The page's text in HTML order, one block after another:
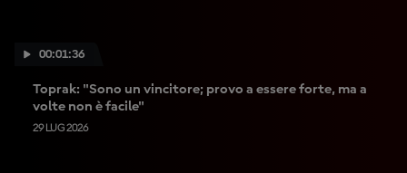
00:01:36
Toprak: "Sono un vincitore; provo a essere forte, ma a
volte non è facile"
29 LUG 2026